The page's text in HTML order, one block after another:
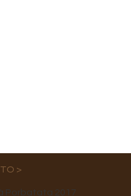
>
Porbatata 2017